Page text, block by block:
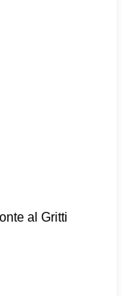
al Gritti